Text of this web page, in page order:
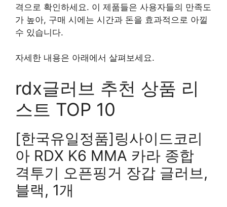
격으로 확인하세요. 이 제품들은 사용자들의 만족도
가 높아, 구매 시에는 시간과 돈을 효과적으로 아낄
수 있습니다.
자세한 내용은 아래에서 살펴보세요.
rdx글러브 추천 상품 리
스트 TOP 10
[한국유일정품]링사이드코리
아 RDX K6 MMA 카라 종합
격투기 오픈핑거 장갑 글러브,
블랙, 1개